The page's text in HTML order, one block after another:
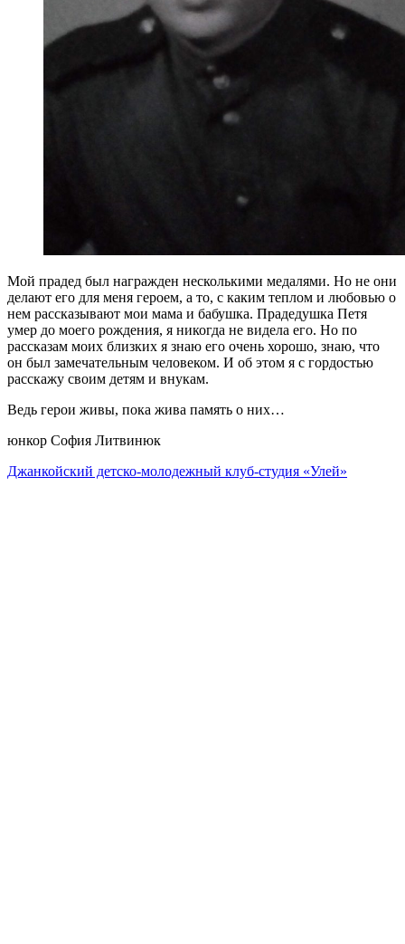
Мой прадед был награжден несколькими медалями. Но не они
делают его для меня героем, а то, с каким теплом и любовью о
нем рассказывают мои мама и бабушка. Прадедушка Петя
умер до моего рождения, я никогда не видела его. Но по
рассказам моих близких я знаю его очень хорошо, знаю, что
он был замечательным человеком. И об этом я с гордостью
расскажу своим детям и внукам.
Ведь герои живы, пока жива память о них…
юнкор София Литвинюк
Джанкойский детско-молодежный клуб-студия «Улей»